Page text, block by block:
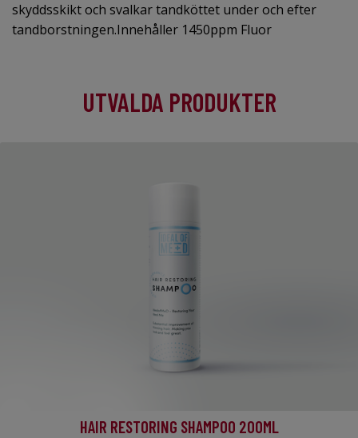
skyddsskikt och svalkar tandköttet under och efter
tandborstningen.Innehåller 1450ppm Fluor
UTVALDA PRODUKTER
HAIR RESTORING SHAMPOO 200ML